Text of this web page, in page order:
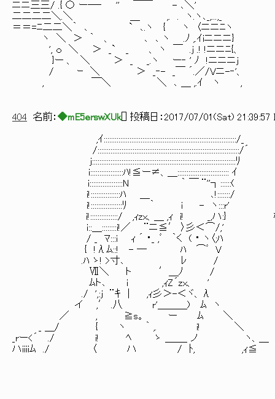
ニニ三三/ .{ 〇 ー―‐ '' ￣￣ - ､＼'
二二二二＼.＼ ＿ ,. . ヽ.ヽ､_,...,_
＝＝=ﾆ二二＼｀ ､ ` ､.ヽ { ヽ 〈ニニﾆヽ
ヽ ＼ ＞ ｀ 、 ､ ､ ヽ .ﾉ ,.ｲiニニニ}
', ｏ ＼ ＞ _` _ 、 ヽ ￣ .j .! !ニニﾆ{、
}ー 、 ＼ ＞ _ _.ヽ ー‐ ' ﾉ !ニニニj
/ ｰ ＼ ＞ _‐- _￣ ´.／/Vニ-‐'、
, ￣＼ ＼ ､ ＿ ,.ｲ ヽ ,
404 名前： ◆mE5erswXUk[ ] 投稿日： 2017/07/01(Sat) 21:39:57
,ｲ::::::::::::::::::::::::::::::::::::::::::::::::::::::::::::::::::::::::/_
/:::::::::::::::::::::::::::::::::::::::::::::::::::::::::::::::::::::::::::::/´
j::::::::::::::::::::::::::::::::::::::::::::::::::::::::::::::::::::::::::::::ﾘ
i::::::::::::::::::ﾊ!≦ー≠、＿:::::::::::::::::::::::::::: ｲ
i::::::::::::::::::N ｀ ￣ ¨''┐::::::(
i!::::::::::::::::ﾊ ＿ ､!:::::::/
i!:::::::::::::::::ﾘ ｀ i - ヽ:::r'
i!:::::::::::::::/ ,ｨzx、＿ ,ｨ i! _,ハ:} なん
i::＿::::::::i!／ ¨ニ≦′ 〉彡＜⌒/,'
/ _ ﾏ:::i ｨ ´ ・_ ,ﾞ ｀く ( ・ ヽ〈;ﾊ なにを悠
{ !λﾑ::! - ― ﾊ ⌒ﾞ V
.ﾊ ゝ! >寸､ ﾚ / とっとと入
Ⅶ＼ ト ′＿ﾉ /
ﾑト､ i ,ｨZ´zx、 '
./ ',:j ¨ｷ ｜ ,ｨ彡＞-＜ヾ、λ
イ ,′ .八 r'＿＿＿) ﾑ ヽ
／ , ≧s。 ー ﾑ ＼
_ ＿/ { ヽ ｀ ,. i! ＼
_rー<´ ./ i! ﾍ ゝ ＿＿_ ノ ヽ、＿
ハiiiiﾑ ./ 〈 ハ / ﾄ, ,ｨ≦ ｀